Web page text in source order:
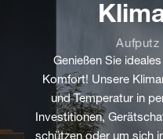
Aufputz
Genießen Sie
Komfort! Unsere
und Temperatur in
Investitionen,